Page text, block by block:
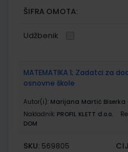
ŠIFRA OMOTA:
Udžbenik
MATEMATIKA 1; Zadatci za
osnovne škole
Autor(i): Marijana Martić
Nakladnik: PROFIL KLETT d.o.o.
DOM
SKU: 569805